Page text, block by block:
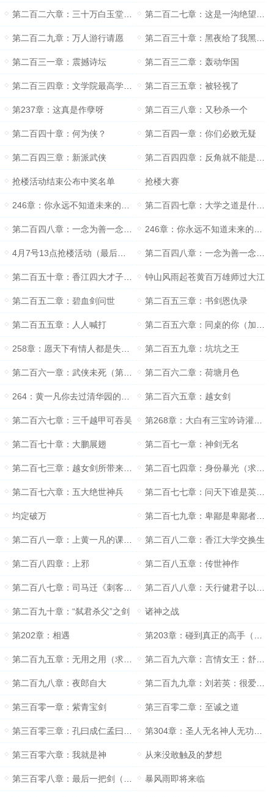
第二百二六章：三十万白玉堂弟子 第二百二七章：这是一沟绝望的死水
第二百二九章：万人游行请愿 第二百三十章：黑夜给了我黑色的眼睛
第二百三一章：震撼诗坛 第二百三二章：轰动华国
第二百三四章：文学院最高学府（求月票） 第二百三五章：被轻视了
第237章：这真是作孽呀 第二百三八章：又秒杀一个
第二百四十章：何为侠？ 第二百四一章：你们必败无疑
第二百四三章：新派武侠 第二百四四章：反角就不能是大侠吗？
抢楼活动结束公布中奖名单 抢楼大赛
246章：你永远不知道未来的你会有多强大 第二百四七章：大学之道是什么意思？
第二百四八章：一念为善一念为恶 246章：你永远不知道未来的你会有多强大
4月7号13点抢楼活动（最后一次） 第二百四八章：一念为善一念为恶
第二百五十章：香江四大才子（求月票） 钟山风雨起苍黄百万雄师过大江
第二百五二章：碧血剑问世 第二百五三章：书剑恩仇录
第二百五五章：人人喊打 第二百五六章：同桌的你（加更送上）
258章：愿天下有情人都是失散多年的兄妹 第二百五九章：坑坑之王
第二百六一章：武侠未死（第五更） 第二百六二章：荷塘月色
264：黄一凡你去过清华园的荷塘边吗？ 第二百六五章：越女剑
第二百六七章：三千越甲可吞吴 第268章：大白有三宝吟诗灌水和求票
第二百七十章：大鹏展翅 第二百七一章：神剑无名
第二百七三章：越女剑所带来的影响 第二百七四章：身份暴光（求月票）
第二百七六章：五大绝世神兵 第二百七七章：问天下谁是英雄舍我其谁
均定破万 第二百七九章：卑鄙是卑鄙者的通行证
第二百八一章：上黄一凡的课我压力很大 第二百八二章：香江大学交换生
第二百八四章：上邪 第二百八五章：传世神作
第二百八七章：司马迁《刺客列传》 第二百八八章：天行健君子以自强不息
第二百九十章：“弑君杀父”之剑 诸神之战
第202章：相遇 第203章：碰到真正的高手（第3章）
第二百九五章：无用之用（求订阅） 第二百九六章：言情女王：舒亦（求月票）
第二百九八章：夜郎自大 第二百九九章：刘若英：很爱很爱你
第三百零一章：紫青宝剑 第三百零二章：至诚之道
第三百零三章：孔曰成仁孟曰取义 第304章：圣人无名神人无功至人无己
第三百零六章：我就是神 从来没敢触及的梦想
第三百零八章：最后一把剑（求月票） 暴风雨即将来临